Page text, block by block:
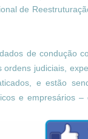
de
de condução
ordens judiciais,
e estão
e empresários